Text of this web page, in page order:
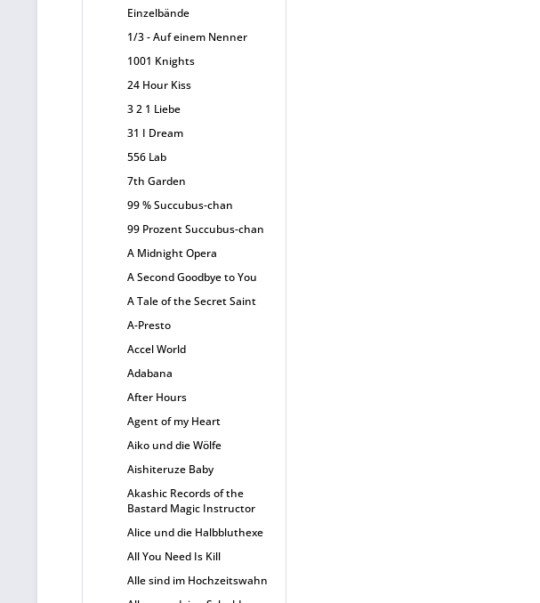
Einzelbände
1/3 - Auf einem Nenner
1001 Knights
24 Hour Kiss
3 2 1 Liebe
31 I Dream
556 Lab
7th Garden
99 % Succubus-chan
99 Prozent Succubus-chan
A Midnight Opera
A Second Goodbye to You
A Tale of the Secret Saint
A-Presto
Accel World
Adabana
After Hours
Agent of my Heart
Aiko und die Wölfe
Aishiteruze Baby
Akashic Records of the
Bastard Magic Instructor
Alice und die Halbbluthexe
All You Need Is Kill
Alle sind im Hochzeitswahn